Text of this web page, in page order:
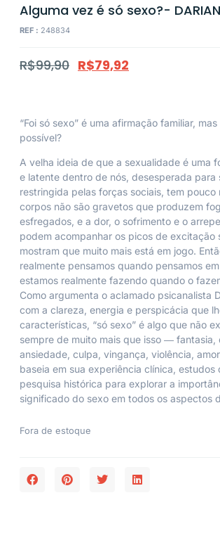
Alguma vez é só sexo?- DARIAN
REF : 248834
R$99,90 R$79,92
“Foi só sexo” é uma afirmação familiar,
possível?
A velha ideia de que a sexualidade é uma
e latente dentro de nós, desesperada para
restringida pelas forças sociais, tem pouco
corpos não são gravetos que produzem
esfregados, e a dor, o sofrimento e o
podem acompanhar os picos de excitação
mostram que muito mais está em jogo.
realmente pensamos quando pensamos
estamos realmente fazendo quando o
Como argumenta o aclamado psicanalista
com a clareza, energia e perspicácia que
características, “só sexo” é algo que não
sempre de muito mais que isso ― fantasia,
ansiedade, culpa, vingança, violência,
baseia em sua experiência clínica, estudos
pesquisa histórica para explorar a
significado do sexo em todos os aspectos
Fora de estoque